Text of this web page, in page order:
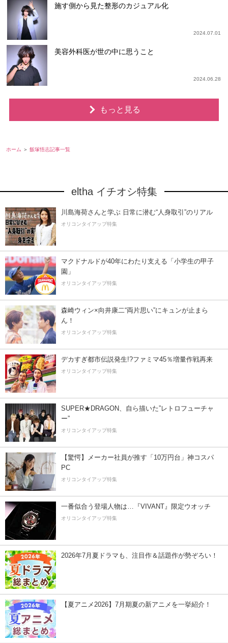
施す側から見た整形のカジュアル化
2024.07.01
美容外科医が世の中に思うこと
2024.06.28
もっと見る
ホーム 飯塚悟志記事一覧
eltha イチオシ特集
川島海荷さんと学ぶ 日常に潜む“人身取引”のリアル
オリコンタイアップ特集
マクドナルドが40年にわたり支える「小学生の甲子
園」
オリコンタイアップ特集
森崎ウィン×向井康二“両片思い”にキュンが止まら
ん！
オリコンタイアップ特集
デカすぎ都市伝説発生!?ファミマ45％増量作戦再来
オリコンタイアップ特集
SUPER★DRAGON、自ら描いた”レトロフューチャ
ー”
オリコンタイアップ特集
【驚愕】メーカー社員が推す「10万円台」神コスパ
PC
オリコンタイアップ特集
一番似合う登場人物は…『VIVANT』限定ウオッチ
オリコンタイアップ特集
2026年7月夏ドラマも、注目作＆話題作が勢ぞろい！
【夏アニメ2026】7月期夏の新アニメを一挙紹介！